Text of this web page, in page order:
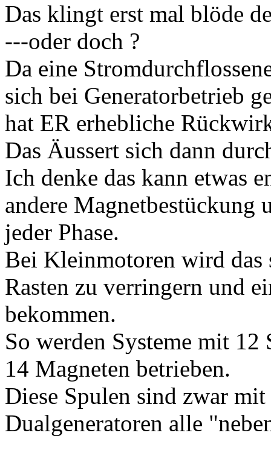
Das klingt erst mal blöde
---oder doch ?
Da eine
sich bei Generatorbetrieb
hat ER erhebliche
Das Äussert sich dann
Ich denke das kann etwas
andere Magnetbestückung
jeder Phase.
Bei Kleinmotoren wird das
Rasten zu verringern und
bekommen.
So werden Systeme mit
14 Magneten betrieben.
Diese Spulen sind zwar
Dualgeneratoren alle